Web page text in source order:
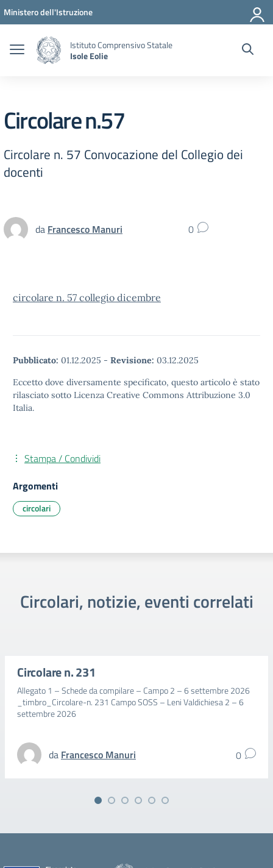
Vai ai contenuti
Vai al menu di navigazione
Vai al footer
Ministero dell'Istruzione
Istituto Comprensivo Statale
Isole Eolie
Circolare n.57
Circolare n. 57 Convocazione del Collegio dei
docenti
da Francesco Manuri 0
circolare n. 57 collegio dicembre
Pubblicato: 01.12.2025 - Revisione: 03.12.2025
Eccetto dove diversamente specificato, questo articolo è stato
rilasciato sotto Licenza Creative Commons Attribuzione 3.0
Italia.
Stampa / Condividi
Argomenti
circolari
Circolari, notizie, eventi correlati
Circolare n. 231
Allegato 1 – Schede da compilare – Campo 2 – 6 settembre 2026
_timbro_Circolare-n. 231 Campo SOSS – Leni Valdichiesa 2 – 6
settembre 2026
da Francesco Manuri 0